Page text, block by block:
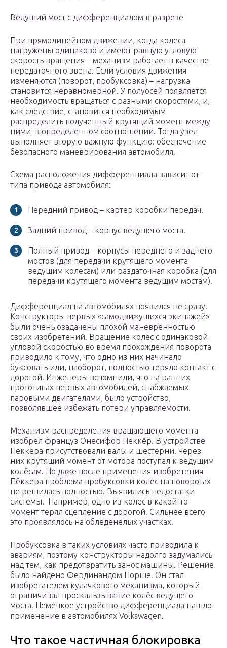
Ведуший мост с дифференциалом в разрезе
При прямолинейном движении, когда колеса
нагружены одинаково и имеют равную угловую
скорость вращения – механизм работает в качестве
передаточного звена. Если условия движения
изменяются (поворот, пробуксовка) – нагрузка
становится неравномерной. У полуосей появляется
необходимость вращаться с разными скоростями, и,
как следствие, становится необходимым
распределить полученный крутящий момент между
ними в определенном соотношении. Тогда узел
выполняет вторую важную функцию: обеспечение
безопасного маневрирования автомобиля.
Схема расположения дифференциала зависит от
типа привода автомобиля:
Передний привод – картер коробки передач.
Задний привод – корпус ведущего моста.
Полный привод – корпусы переднего и заднего
мостов (для передачи крутящего момента
ведущим колесам) или раздаточная коробка (для
передачи крутящего момента ведущим мостам).
Дифференциал на автомобилях появился не сразу.
Конструкторы первых «самодвижущихся экипажей»
были очень озадачены плохой маневренностью
своих изобретений. Вращение колёс с одинаковой
угловой скоростью во время прохождения поворота
приводило к тому, что одно из них начинало
буксовать или, наоборот, полностью теряло контакт с
дорогой. Инженеры вспомнили, что на ранних
прототипах первых автомобилей, снабжаемых
паровыми двигателями, было устройство,
позволявшее избежать потери управляемости.
Механизм распределения вращающего момента
изобрёл француз Онесифор Пеккёр. В устройстве
Пеккёра присутствовали валы и шестерни. Через
них крутящий момент от мотора поступал к ведущим
колёсам. Но даже после применения изобретения
Пёккера проблема пробуксовки колёс на поворотах
не решилась полностью. Выявились недостатки
системы. Например, одно из колес в какой-то
момент терял сцепление с дорогой. Сильнее всего
это проявлялось на обледенелых участках.
Пробуксовка в таких условиях часто приводила к
авариям, поэтому конструкторы надолго задумались
над тем, как предотвратить занос машины. Решение
было найдено Фердинандом Порше. Он стал
изобретателем кулачкового механизма, который
ограничивал проскальзывание колёс ведущего
моста. Немецкое устройство дифференциала нашло
применение в автомобилях Volkswagen.
Что такое частичная блокировка